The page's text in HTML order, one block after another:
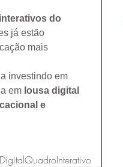
do
já estão
mais
investindo em
em lousa digital
e
QuadroInterativo